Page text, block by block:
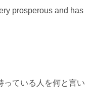
prosperous and has
っている人を何と言い